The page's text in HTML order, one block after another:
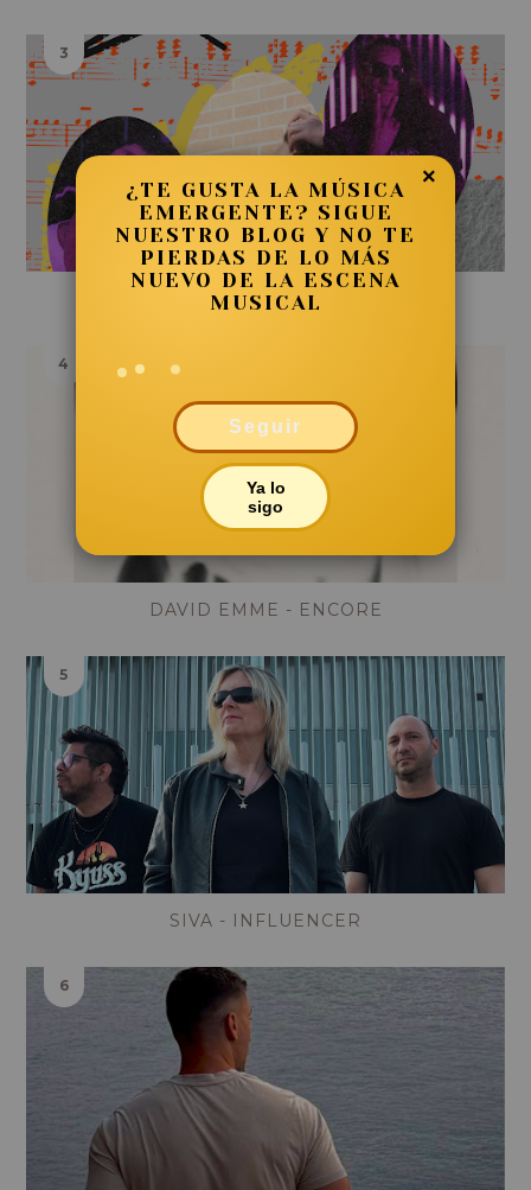
MANIC YEAR - NOTHING SNOOTY
DAVID EMME - ENCORE
SIVA - INFLUENCER
×
¿TE GUSTA LA MÚSICA
EMERGENTE? SIGUE
NUESTRO BLOG Y NO TE
PIERDAS DE LO MÁS
NUEVO DE LA ESCENA
MUSICAL
Seguir
Ya lo
sigo